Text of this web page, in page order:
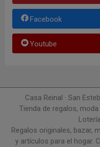
Facebook
Youtube
Casa Reinal · San
Tienda de regalos,
Regalos originales, bazar,
y artículos para el hogar.